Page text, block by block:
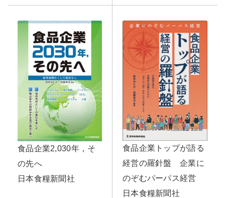
食品企業2,030年，そ
の先へ
日本食糧新聞社
食品企業トップが語る
経営の羅針盤 企業に
のぞむパーパス経営
日本食糧新聞社